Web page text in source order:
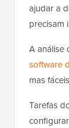
ajudar a
precisam
A análise
software
mas
Tarefas